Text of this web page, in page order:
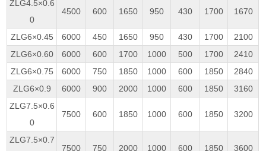
ZLG4.5×0.6
0
4500 600 1650 950 430 1700 1670
ZLG6×0.45 6000 450 1650 950 430 1700
2100
ZLG6×0.60
6000 600 1700 1000 500 1700
2410
ZLG6×0.75
6000 750 1850 1000 600 1850
2840
ZLG6×0.9
6000 900 2000 1000 600 1850
3160
ZLG7.5×0.6
0
7500 600 1850 1000 600 1850 3200
ZLG7.5×0.7
7500 750 2000 1000 600 1850 3600